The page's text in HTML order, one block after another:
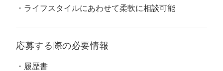
ライフスタイルにあわせて柔軟に相談可能
応募する際の必要情報
履歴書